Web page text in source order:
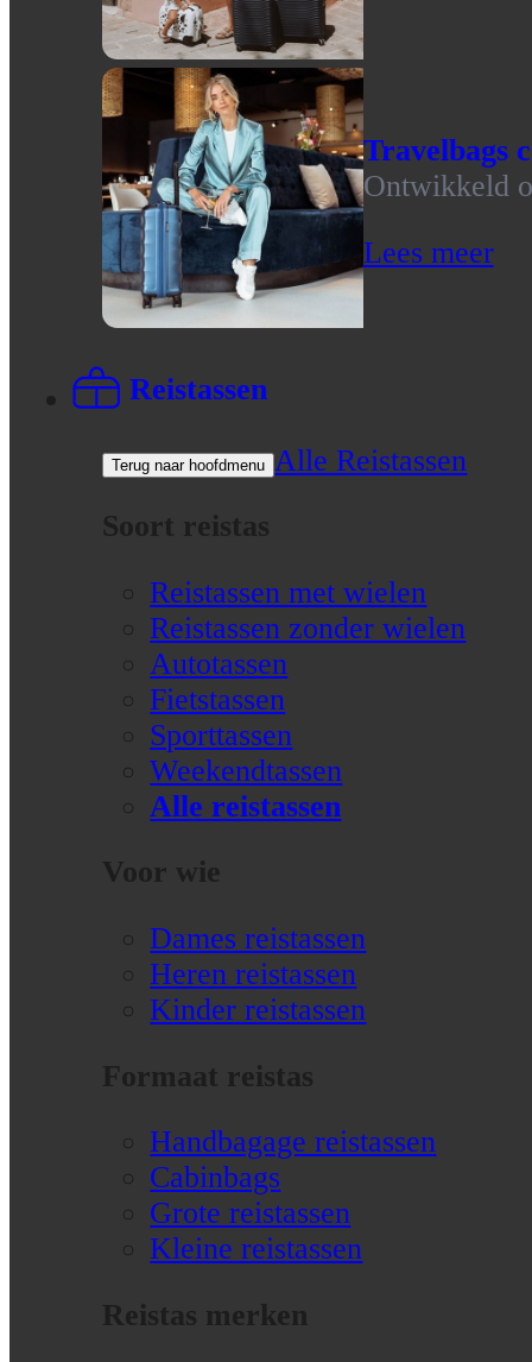
Travelbags
Ontwikkeld
Lees meer
Reistassen
Terug naar hoofdmenu
Alle Reistassen
Soort reistas
Reistassen met wielen
Reistassen zonder wielen
Autotassen
Fietstassen
Sporttassen
Weekendtassen
Alle reistassen
Voor wie
Dames reistassen
Heren reistassen
Kinder reistassen
Formaat reistas
Handbagage reistassen
Cabinbags
Grote reistassen
Kleine reistassen
Reistas merken